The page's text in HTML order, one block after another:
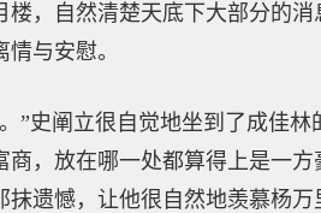
，自然清楚天底下大部分的
与安慰。
”史阐立很自觉地坐到了成佳
，放在哪一处都算得上是一
遗憾，让他很自然地羡慕杨